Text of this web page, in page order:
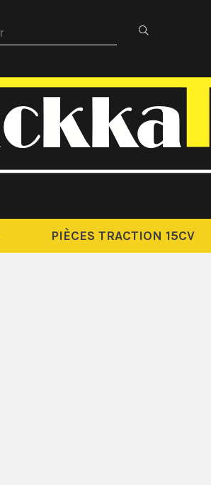
PIÈCES TRACTION 15CV